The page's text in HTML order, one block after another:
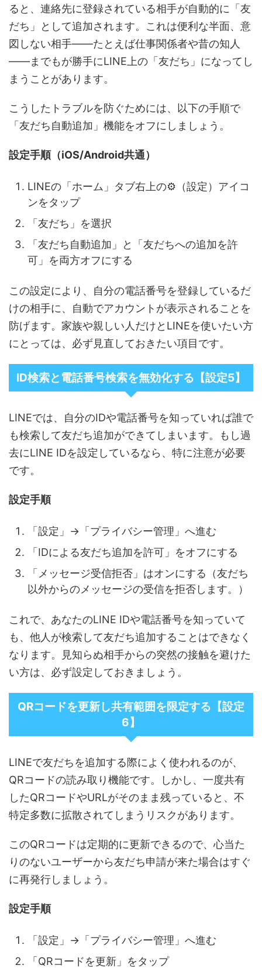
ると、連絡先に登録されている相手が自動的に「友
だち」として追加されます。これは便利な半面、意
図しない相手――たとえば仕事関係者や昔の知人
――までもが勝手にLINE上の「友だち」になってし
まうことがあります。
こうしたトラブルを防ぐためには、以下の手順で
「友だち自動追加」機能をオフにしましょう。
設定手順（iOS/Android共通）
LINEの「ホーム」タブ右上の⚙（設定）アイコ
ンをタップ
「友だち」を選択
「友だち自動追加」と「友だちへの追加を許
可」を両方オフにする
この設定により、自分の電話番号を登録しているだ
けの相手に、自動でアカウントが表示されることを
防げます。家族や親しい人だけとLINEを使いたい方
にとっては、必ず見直しておきたい項目です。
ID検索と電話番号検索を無効化する【設定5】
LINEでは、自分のIDや電話番号を知っていれば誰で
も検索して友だち追加ができてしまいます。もし過
去にLINE IDを設定しているなら、特に注意が必要
です。
設定手順
「設定」→「プライバシー管理」へ進む
「IDによる友だち追加を許可」をオフにする
「メッセージ受信拒否」はオンにする（友だち
以外からのメッセージの受信を拒否します。）
これで、あなたのLINE IDや電話番号を知っていて
も、他人が検索して友だち追加することはできなく
なります。見知らぬ相手からの突然の接触を避けた
い方は、必ず設定しておきましょう。
QRコードを更新し共有範囲を限定する【設定
6】
LINEで友だちを追加する際によく使われるのが、
QRコードの読み取り機能です。しかし、一度共有
したQRコードやURLがそのまま残っていると、不
特定多数に拡散されてしまうリスクがあります。
このQRコードは定期的に更新できるので、心当た
りのないユーザーから友だち申請が来た場合はすぐ
に再発行しましょう。
設定手順
「設定」→「プライバシー管理」へ進む
「QRコードを更新」をタップ